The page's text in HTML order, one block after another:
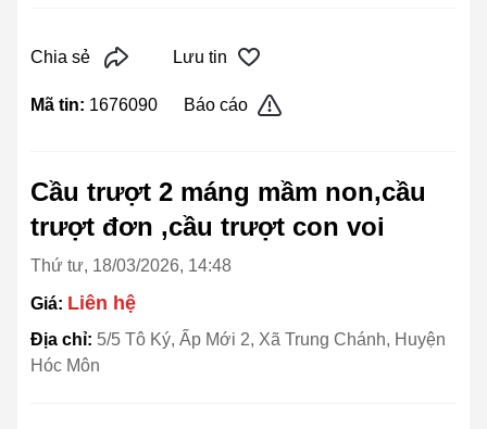
Chia sẻ Lưu tin
Mã tin: 1676090 Báo cáo
Cầu trượt 2 máng mầm non,cầu
trượt đơn ,cầu trượt con voi
Thứ tư, 18/03/2026, 14:48
Giá: Liên hệ
Địa chỉ: 5/5 Tô Ký, Ấp Mới 2, Xã Trung Chánh, Huyện
Hóc Môn